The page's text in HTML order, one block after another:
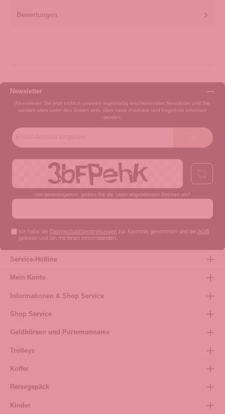
Bewertungen
Newsletter
Abonnieren Sie jetzt einfach unseren regelmäßig erscheinenden Newsletter und Sie
werden stets unter den Ersten sein, über neue Produkte und Angebote informiert
werden.
Um weiterzugehen, geben Sie die oben abgebildeten Zeichen ein*
Ich habe die Datenschutzbestimmungen zur Kenntnis genommen und die AGB
gelesen und bin mit ihnen einverstanden.
Service-Hotline
Mein Konto
Informationen & Shop Service
Shop Service
Geldbörsen und Portemonnaies
Trolleys
Koffer
Reisegepäck
Kinder